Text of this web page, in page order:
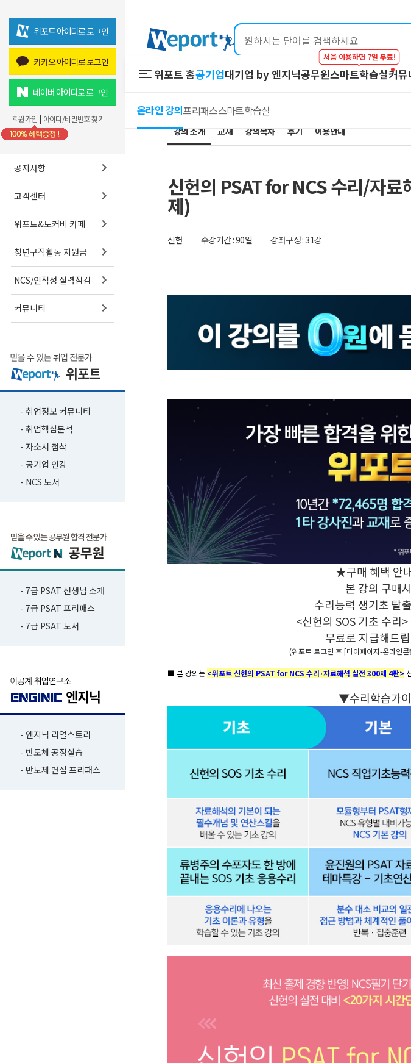
위포트 아이디로 로그인
카카오 아이디로 로그인
네이버 아이디로 로그인
회원가입 | 아이디/비밀번호 찾기
공지사항
고객센터
위포트&토커비 카페
청년구직활동 지원금
NCS/인적성 실력점검
커뮤니티
- 취업정보 커뮤니티
- 취업핵심분석
- 자소서 첨삭
- 공기업 인강
- NCS 도서
- 7급 PSAT 선생님 소개
- 7급 PSAT 프리패스
- 7급 PSAT 도서
- 엔지닉 리얼스토리
- 반도체 공정실습
- 반도체 면접 프리패스
위포트 홈공기업
온라인 강의프리패스스마트학습실
대기업 by 엔지닉공무원스마트학습실
처음 이용하면 7일 무료!
커뮤
온라인 강의
프리패스
스마트학습실
스마트학습실
학원 강의
강의 소개 교재 강의목차 후기 이용안내
신헌의 PSAT for NCS 수리/자
제)
신헌 수강기간 : 90일 강좌구성 : 31강
★구매 혜택 안
본 강의 구매시
수리능력 생기초 탈
<신헌의 SOS 기초 수리
무료로 지급해드
(위포트 로그인 후 [마이페이지-온라인
■ 본 강의는 <위포트 신헌의 PSAT for NCS 수리·자료해석 실전 300제 4판>
▼수리학습가